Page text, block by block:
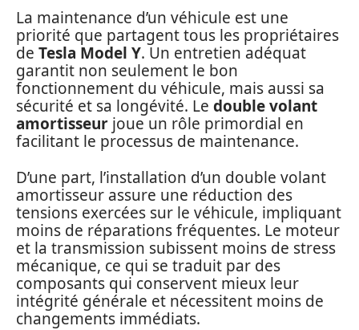
La maintenance d’un véhicule est une
priorité que partagent tous les propriétaires
de Tesla Model Y. Un entretien adéquat
garantit non seulement le bon
fonctionnement du véhicule, mais aussi sa
sécurité et sa longévité. Le double volant
amortisseur joue un rôle primordial en
facilitant le processus de maintenance.
D’une part, l’installation d’un double volant
amortisseur assure une réduction des
tensions exercées sur le véhicule, impliquant
moins de réparations fréquentes. Le moteur
et la transmission subissent moins de stress
mécanique, ce qui se traduit par des
composants qui conservent mieux leur
intégrité générale et nécessitent moins de
changements immédiats.